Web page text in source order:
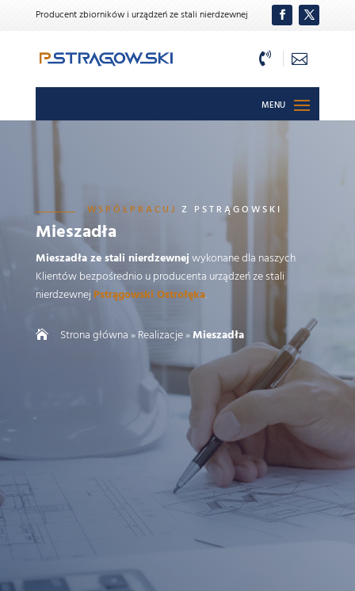
Producent zbiorników i urządzeń ze stali nierdzewnej
 
WSPÓŁPRACUJ Z PSTRĄGOWSKI
Mieszadła
Mieszadła ze stali nierdzewnejwykonane dla naszych
Klientów bezpośrednio u producenta urządzeń ze stali
nierdzewnej Pstrągowski Ostrołęka.
 Strona główna»Realizacje»Mieszadła